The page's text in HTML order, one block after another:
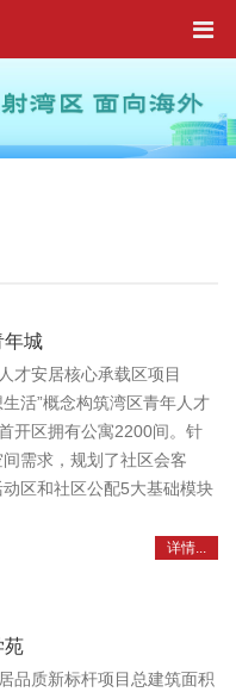
年城
才安居核心承载区项目
生活”概念构筑湾区青年人才
开区拥有公寓2200间。针
需求，规划了社区会客
区和社区公配5大基础模块
详情...
苑
品质新标杆项目总建筑面积